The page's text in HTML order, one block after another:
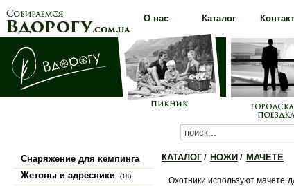
О нас Каталог
Снаряжение для кемпинга
(100)
Жетоны и адресники (18)
КАТАЛОГ / НОЖИ / МАЧЕТЕ
Охотники используют мачете